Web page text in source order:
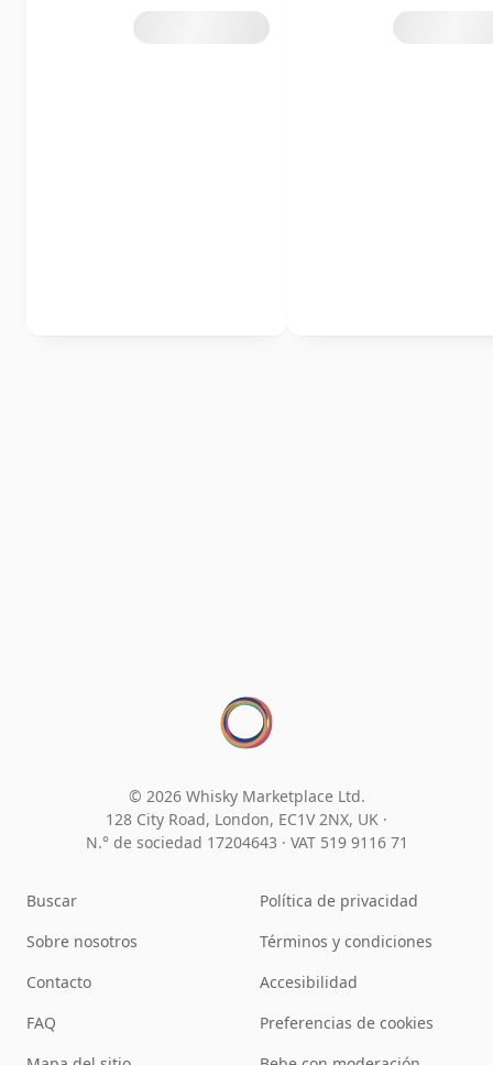
© 2026 Whisky Marketplace Ltd.
128 City Road, London, EC1V 2NX, UK ·
N.° de sociedad 17204643 · VAT 519 9116 71
Buscar
Sobre nosotros
Contacto
FAQ
Política de privacidad
Términos y condiciones
Accesibilidad
Preferencias de cookies